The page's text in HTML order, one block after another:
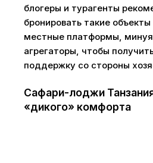
блогеры и турагенты
бронировать такие
местные платформы,
агрегаторы, чтобы
поддержку со стороны
Сафари-лоджи
«дикого» комфорта